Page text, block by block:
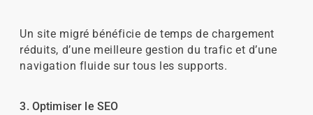
Un site migré bénéficie de temps de chargement
réduits, d’une meilleure gestion du trafic et d’une
navigation fluide sur tous les supports.
3. Optimiser le SEO